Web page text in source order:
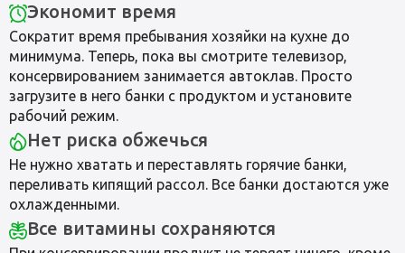
Экономит время
Сократит время пребывания хозяйки на кухне до
минимума. Теперь, пока вы смотрите телевизор,
консервированием занимается автоклав. Просто
загрузите в него банки с продуктом и установите
рабочий режим.
Нет риска обжечься
Не нужно хватать и переставлять горячие банки,
переливать кипящий рассол. Все банки достаются уже
охлажденными.
Все витамины сохраняются